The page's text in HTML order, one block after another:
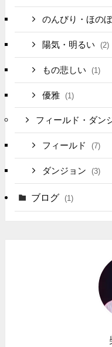
のんびり・ほの
陽気・明るい (2)
もの悲しい (1)
優雅 (1)
フィールド・ダン
フィールド (7)
ダンジョン (3)
ブログ (1)